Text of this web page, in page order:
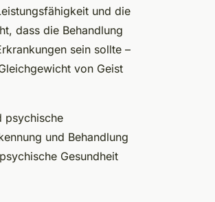
und die
dass die Behandlung
sein sollte –
von Geist
psychische
und Behandlung
Gesundheit